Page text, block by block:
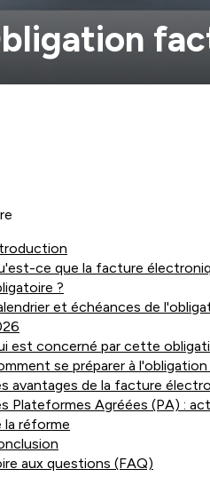
ce que la facture
?
et échéances de
est concerné par cette
se préparer à l'obligation
avantages de la facture
Plateformes Agréées (PA) :
la réforme
aux questions (FAQ)